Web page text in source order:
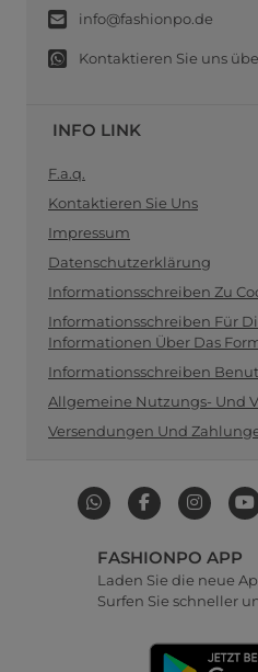
info@fashionpo.de
Kontaktieren Sie uns
INFO LINK
F.a.q.
Kontaktieren Sie Uns
Impressum
Datenschutzerklärung
Informationsschreiben Zu
Informationsschreiben Für
Informationen Über Das
Informationsschreiben
Allgemeine Nutzungs- Und
Versendungen Und
FASHIONPO APP
Laden Sie die neue
Surfen Sie schneller